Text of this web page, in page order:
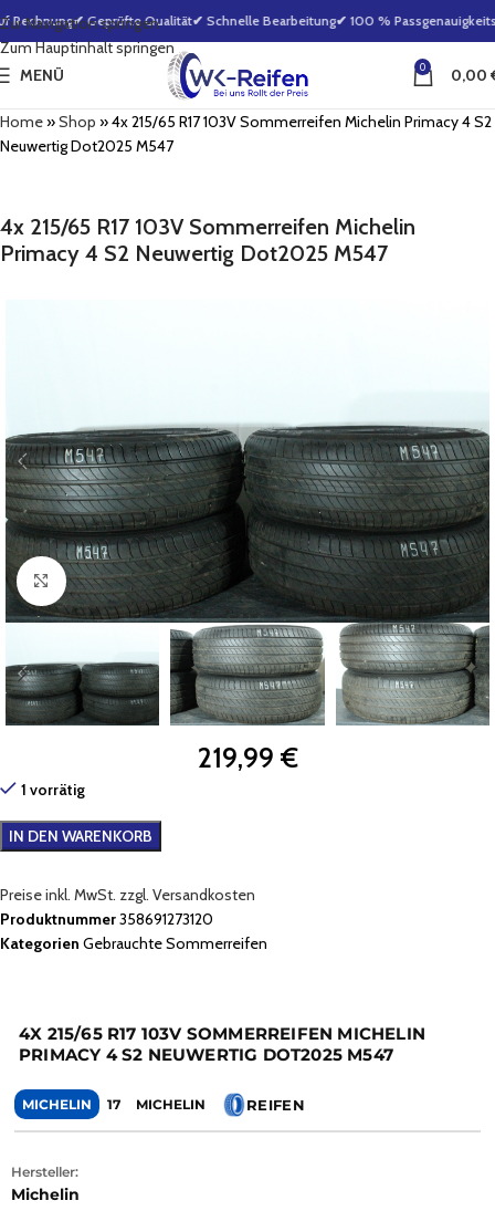
Zur Navigation springen
Zum Hauptinhalt springen
✔ Geprüfte Qualität✔ Schnelle Bearbeitung✔ 100 %
MENÜ 0 0,00
Home»Shop »4x 215/65 R17 103V Sommerreifen Michelin Primacy 4 S2
Neuwertig Dot2025 M547
4x 215/65 R17 103V Sommerreifen Michelin
Primacy 4 S2 Neuwertig Dot2025 M547
Zum Vergrößern klicken
219,99 €
1 vorrätig
IN DEN WARENKORB
Preise inkl. MwSt. zzgl. Versandkosten
Produktnummer358691273120
Kategorien Gebrauchte Sommerreifen
4X 215/65 R17 103V SOMMERREIFEN MICHELIN
PRIMACY 4 S2 NEUWERTIG DOT2025 M547
MICHELIN 17 MICHELIN REIFEN
Hersteller:
Michelin